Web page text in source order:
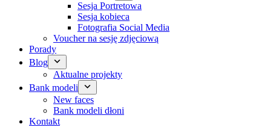
Sesja Portretowa
Sesja kobieca
Fotografia Social Media
Voucher na sesję zdjęciową
Porady
Blog
Aktualne projekty
Bank modeli
New faces
Bank modeli dłoni
Kontakt